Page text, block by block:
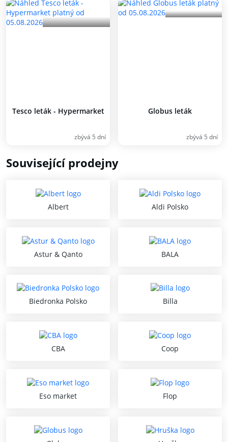
Tesco leták - Hypermarket
zbývá 5 dní
Globus leták
zbývá 5 dní
Související prodejny
Albert Aldi Polsko
Astur & Qanto BALA
Biedronka Polsko Billa
CBA Coop
Eso market Flop